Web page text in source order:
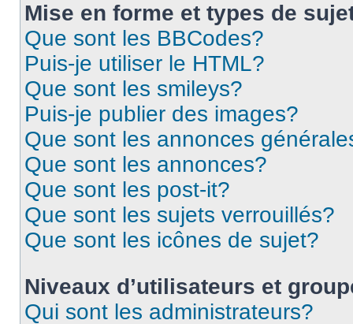
Mise en forme et types de
Que sont les BBCodes?
Puis-je utiliser le HTML?
Que sont les smileys?
Puis-je publier des images?
Que sont les annonces
Que sont les annonces?
Que sont les post-it?
Que sont les sujets verrouillés?
Que sont les icônes de sujet?
Niveaux d’utilisateurs et
Qui sont les administrateurs?